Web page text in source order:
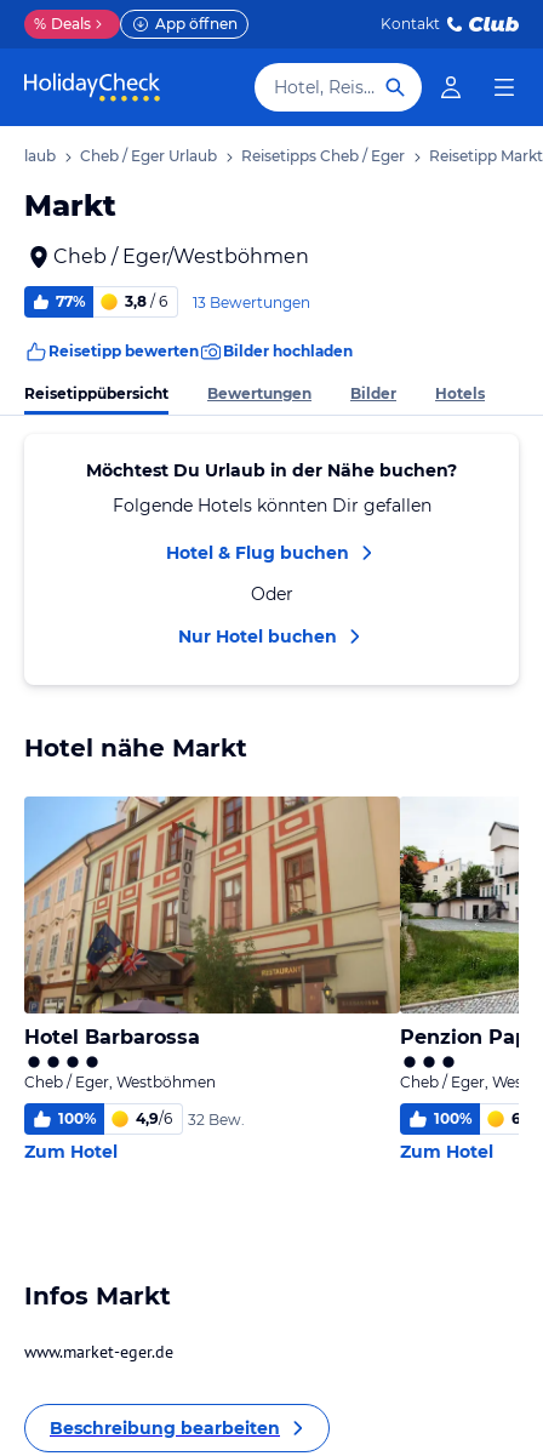
% Deals App öffnen Kontakt
Hotel, Reiseziel
Urlaub Cheb / Eger Urlaub Reisetipps Cheb / Eger Reisetipp Markt
Markt
Cheb / Eger/Westböhmen
77% 3,8 / 6 13 Bewertungen
Reisetipp bewerten Bilder hochladen
Reisetippübersicht Bewertungen Bilder Hotels
Möchtest Du Urlaub in der Nähe buchen?
Folgende Hotels könnten Dir gefallen
Hotel & Flug buchen
Oder
Nur Hotel buchen
Hotel nähe Markt
Hotel Barbarossa
Cheb / Eger, Westböhmen
100% 4,9/6 32 Bew.
Zum Hotel
Penzion
Cheb / Eger,
100% 6,0
Zum Hotel
Infos Markt
www.market-eger.de
Beschreibung bearbeiten